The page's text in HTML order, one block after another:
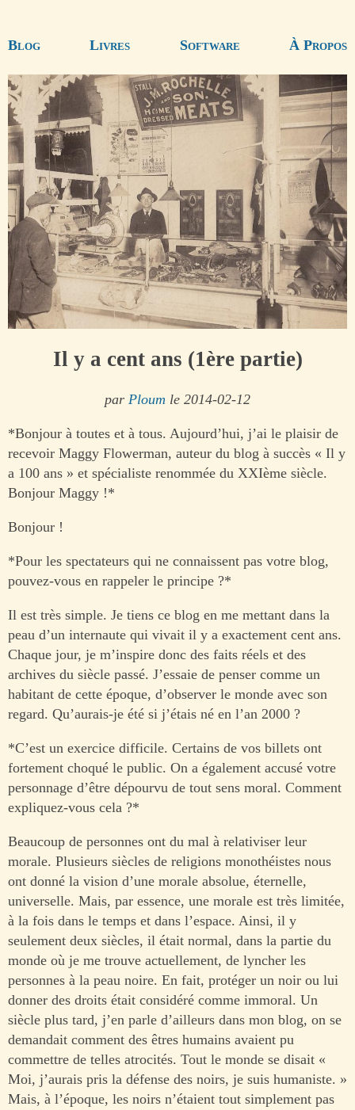
Blog Livres Software À Propos
Il y a cent ans (1ère partie)
par Ploum le 2014-02-12
*Bonjour à toutes et à tous. Aujourd’hui, j’ai le plaisir de
recevoir Maggy Flowerman, auteur du blog à succès « Il y
a 100 ans » et spécialiste renommée du XXIème siècle.
Bonjour Maggy !*
Bonjour !
*Pour les spectateurs qui ne connaissent pas votre blog,
pouvez-vous en rappeler le principe ?*
Il est très simple. Je tiens ce blog en me mettant dans la
peau d’un internaute qui vivait il y a exactement cent ans.
Chaque jour, je m’inspire donc des faits réels et des
archives du siècle passé. J’essaie de penser comme un
habitant de cette époque, d’observer le monde avec son
regard. Qu’aurais-je été si j’étais né en l’an 2000 ?
*C’est un exercice difficile. Certains de vos billets ont
fortement choqué le public. On a également accusé votre
personnage d’être dépourvu de tout sens moral. Comment
expliquez-vous cela ?*
Beaucoup de personnes ont du mal à relativiser leur
morale. Plusieurs siècles de religions monothéistes nous
ont donné la vision d’une morale absolue, éternelle,
universelle. Mais, par essence, une morale est très limitée,
à la fois dans le temps et dans l’espace. Ainsi, il y
seulement deux siècles, il était normal, dans la partie du
monde où je me trouve actuellement, de lyncher les
personnes à la peau noire. En fait, protéger un noir ou lui
donner des droits était considéré comme immoral. Un
siècle plus tard, j’en parle d’ailleurs dans mon blog, on se
demandait comment des êtres humains avaient pu
commettre de telles atrocités. Tout le monde se disait «
Moi, j’aurais pris la défense des noirs, je suis humaniste. »
Mais, à l’époque, les noirs n’étaient tout simplement pas